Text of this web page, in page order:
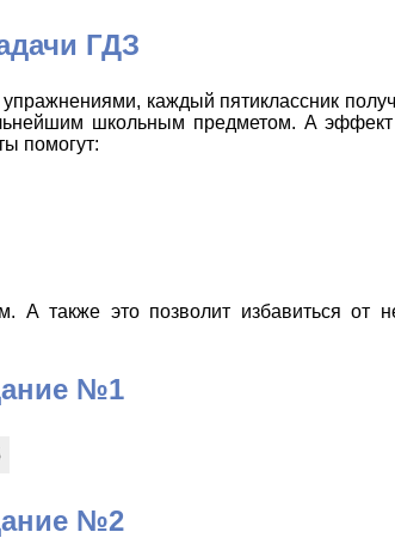
ГДЗ
каждый пятиклассник
школьным предметом. А
помогут:
А также это позволит избавиться от
№1
№2